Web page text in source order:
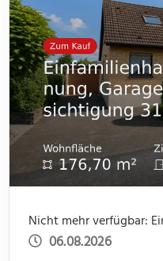
06.08.2026